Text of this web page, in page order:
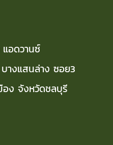
อดวานซ์
างแสนล่าง ซอย3
อง จังหวัดชลบุรี